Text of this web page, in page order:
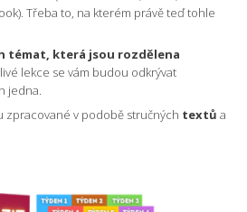
Třeba to, na kterém právě teď tohle
témat, která jsou rozdělena
lekce se vám budou odkrývat
jedna.
zpracované v podobě stručných textůa